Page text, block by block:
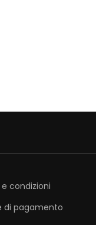
condizioni
di pagamento